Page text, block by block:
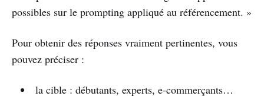
possibles sur le prompting appliqué au référencement. »
Pour obtenir des réponses vraiment pertinentes, vous
pouvez préciser :
la cible : débutants, experts, e-commerçants…